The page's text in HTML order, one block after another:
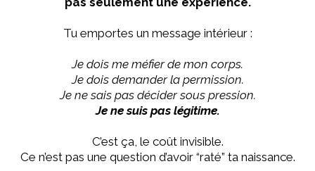
Tu emportes un message intérieur :
Je dois me méfier de mon corps.
Je dois demander la permission.
Je ne sais pas décider sous pression.
Je ne suis pas légitime.
C’est ça, le coût invisible.
Ce n’est pas une question d’avoir “raté” ta naissance.